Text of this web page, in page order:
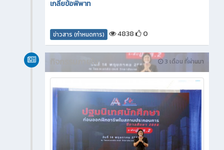
เกลี่ยข้อพิพาท
ข่าวสาร (กำหนดการ) 4838 0
3 เดือน ที่ผ่านมา
กิจกรรมภายใน